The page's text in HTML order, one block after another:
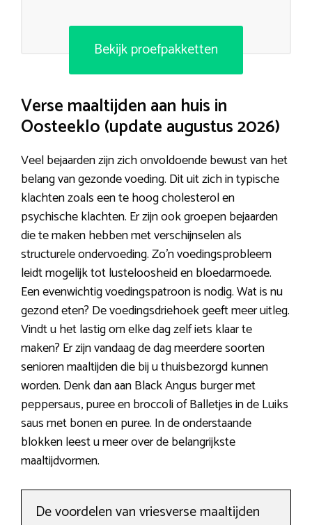
Bekijk proefpakketten
Verse maaltijden aan huis in
Oosteeklo (update augustus 2026)
Veel bejaarden zijn zich onvoldoende bewust van het
belang van gezonde voeding. Dit uit zich in typische
klachten zoals een te hoog cholesterol en
psychische klachten. Er zijn ook groepen bejaarden
die te maken hebben met verschijnselen als
structurele ondervoeding. Zo’n voedingsprobleem
leidt mogelijk tot lusteloosheid en bloedarmoede.
Een evenwichtig voedingspatroon is nodig. Wat is nu
gezond eten? De voedingsdriehoek geeft meer uitleg.
Vindt u het lastig om elke dag zelf iets klaar te
maken? Er zijn vandaag de dag meerdere soorten
senioren maaltijden die bij u thuisbezorgd kunnen
worden. Denk dan aan Black Angus burger met
peppersaus, puree en broccoli of Balletjes in de Luiks
saus met bonen en puree. In de onderstaande
blokken leest u meer over de belangrijkste
maaltijdvormen.
De voordelen van vriesverse maaltijden